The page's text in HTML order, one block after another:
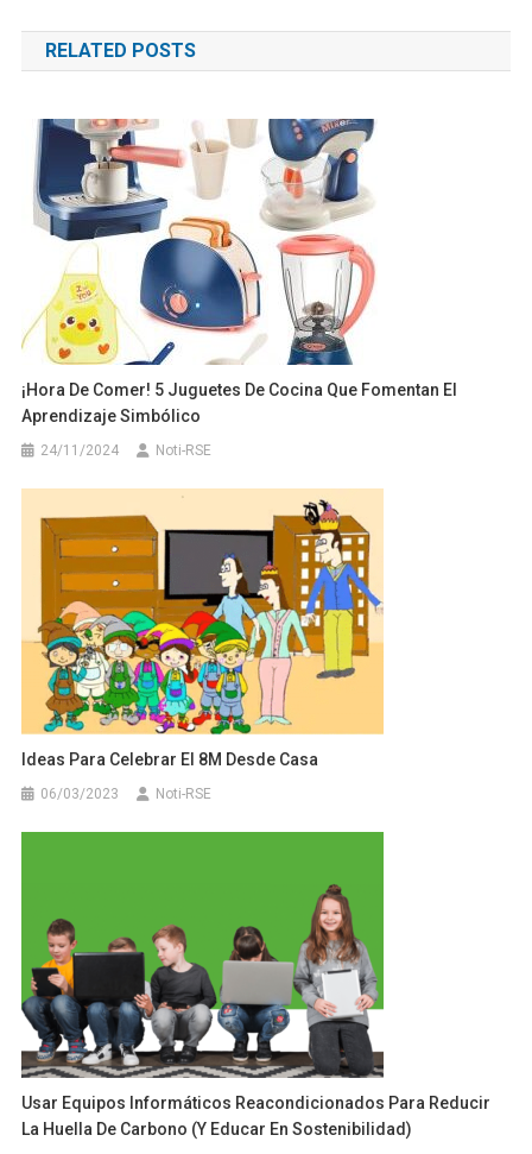
de
entradas
RELATED POSTS
¡Hora De Comer! 5 Juguetes De Cocina Que Fomentan El
Aprendizaje Simbólico
24/11/2024 Noti-RSE
Ideas Para Celebrar El 8M Desde Casa
06/03/2023 Noti-RSE
Usar Equipos Informáticos Reacondicionados Para Reducir
La Huella De Carbono (y Educar En Sostenibilidad)